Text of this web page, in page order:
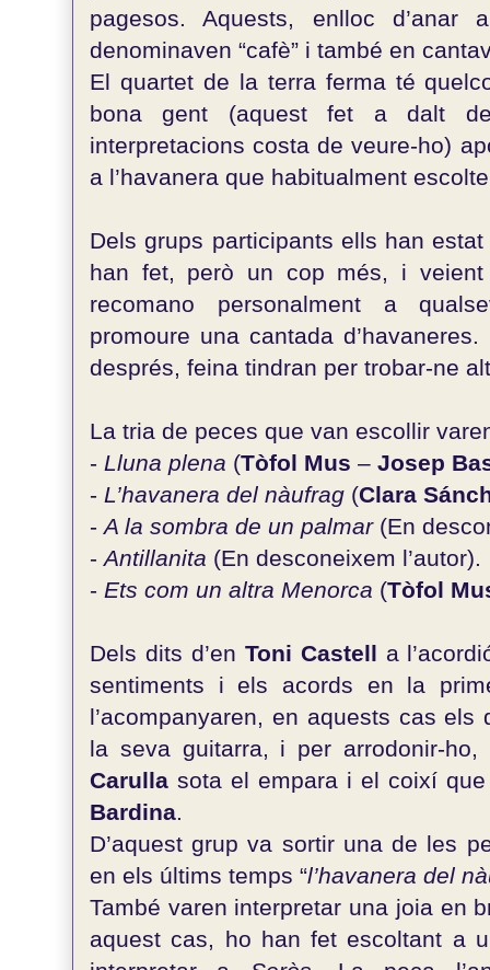
pagesos. Aquests, enlloc
denominaven “cafè” i també en
El quartet de la terra ferma té
bona gent (aquest fet a dalt
interpretacions costa de veure-ho)
a l’havanera que habitualment
Dels grups participants ells han
han fet, però un cop més, i
recomano personalment a
promoure una cantada
després, feina tindran per trobar-ne
La tria de peces que van escollir
- Lluna plena (Tòfol Mus – Josep
- L’havanera del nàufrag (Clara
-A la sombra de un palmar(En
-Antillanita (En desconeixem l’autor).
- Ets com un altra Menorca (Tòfol
Dels dits d’en Toni Castell a
sentiments i els acords en la
l’acompanyaren, en aquests cas els
la seva guitarra, i per arrodonir-
Carulla sota el empara i el coixí
Bardina.
D’aquest grup va sortir una de les
en els últims temps “l’havanera del
També varen interpretar una joia en
aquest cas, ho han fet escoltant a